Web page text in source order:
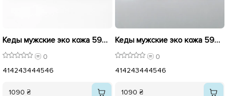
Кеды мужские эко кожа 595876 Черные
0
414243444546
1090 ₴
Кеды мужские эко кожа 595764 Черные
0
414243444546
1090 ₴